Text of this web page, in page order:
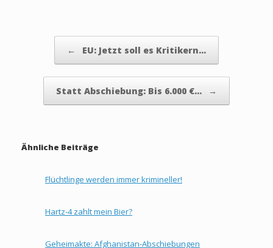
← EU: Jetzt soll es Kritikern…
Statt Abschiebung: Bis 6.000 €… →
Ähnliche Beiträge
Flüchtlinge werden immer krimineller!
Hartz-4 zahlt mein Bier?
Geheimakte: Afghanistan-Abschiebungen